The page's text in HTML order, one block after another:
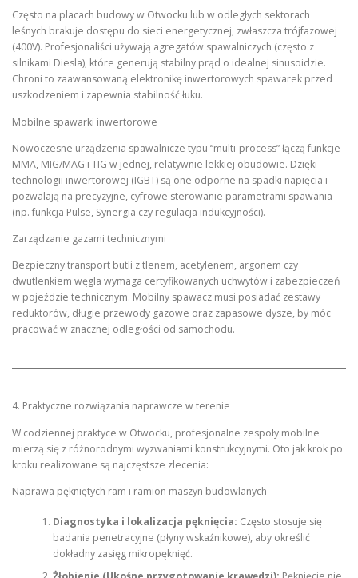
Często na placach budowy w Otwocku lub w odległych sektorach
leśnych brakuje dostępu do sieci energetycznej, zwłaszcza trójfazowej
(400V). Profesjonaliści używają agregatów spawalniczych (często z
silnikami Diesla), które generują stabilny prąd o idealnej sinusoidzie.
Chroni to zaawansowaną elektronikę inwertorowych spawarek przed
uszkodzeniem i zapewnia stabilność łuku.
Mobilne spawarki inwertorowe
Nowoczesne urządzenia spawalnicze typu “multi-process” łączą funkcje
MMA, MIG/MAG i TIG w jednej, relatywnie lekkiej obudowie. Dzięki
technologii inwertorowej (IGBT) są one odporne na spadki napięcia i
pozwalają na precyzyjne, cyfrowe sterowanie parametrami spawania
(np. funkcja Pulse, Synergia czy regulacja indukcyjności).
Zarządzanie gazami technicznymi
Bezpieczny transport butli z tlenem, acetylenem, argonem czy
dwutlenkiem węgla wymaga certyfikowanych uchwytów i zabezpieczeń
w pojeździe technicznym. Mobilny spawacz musi posiadać zestawy
reduktorów, długie przewody gazowe oraz zapasowe dysze, by móc
pracować w znacznej odległości od samochodu.
4. Praktyczne rozwiązania naprawcze w terenie
W codziennej praktyce w Otwocku, profesjonalne zespoły mobilne
mierzą się z różnorodnymi wyzwaniami konstrukcyjnymi. Oto jak krok po
kroku realizowane są najczęstsze zlecenia:
Naprawa pękniętych ram i ramion maszyn budowlanych
Diagnostyka i lokalizacja pęknięcia: Często stosuje się
badania penetracyjne (płyny wskaźnikowe), aby określić
dokładny zasięg mikropęknięć.